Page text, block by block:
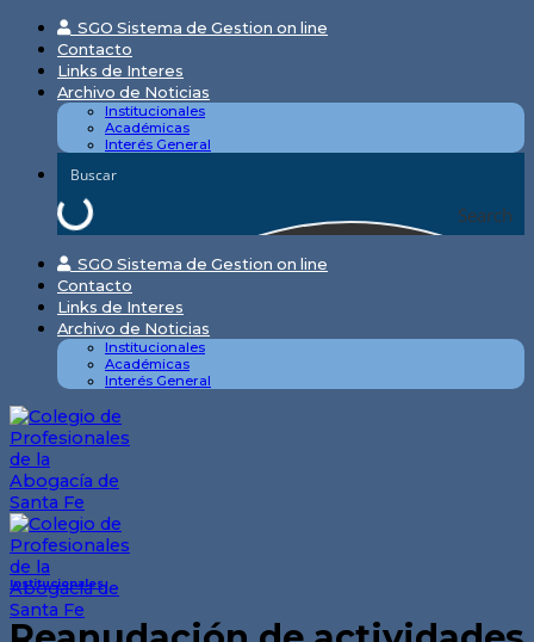
Skip
content
SGO Sistema de Gestion on line
Contacto
Links de Interes
Archivo de Noticias
Institucionales
Académicas
Interés General
Search
SGO Sistema de Gestion on line
Contacto
Links de Interes
Archivo de Noticias
Institucionales
Académicas
Interés General
Institucionales